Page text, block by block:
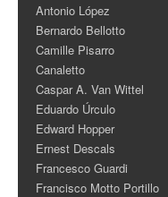
Antonio López
Bernardo Bellotto
Camille Pisarro
Canaletto
Caspar A. Van Wittel
Eduardo Úrculo
Edward Hopper
Ernest Descals
Francesco Guardi
Francisco Motto Portillo